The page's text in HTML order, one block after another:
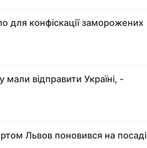
для конфіскації заморожених
мали відправити Україні, -
Львов поновився на посаді